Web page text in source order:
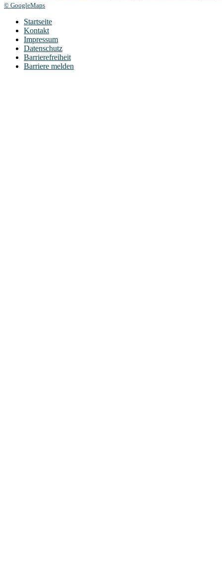
© GoogleMaps
Startseite
Kontakt
Impressum
Datenschutz
Barrierefreiheit
Barriere melden